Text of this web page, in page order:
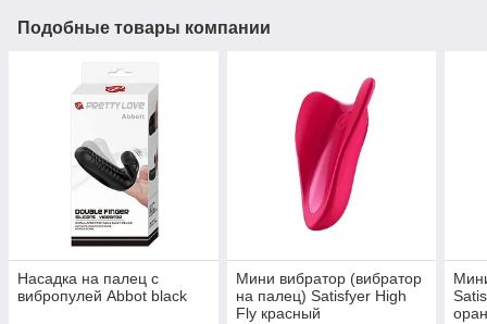
Подобные товары компании
Насадка на палец с
вибропулей Abbot black
Мини вибратор (вибратор
на палец) Satisfyer High
Fly красный